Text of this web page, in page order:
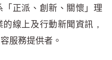
正派、創新、關懷」理
線上及行動新聞資訊，
服務提供者。